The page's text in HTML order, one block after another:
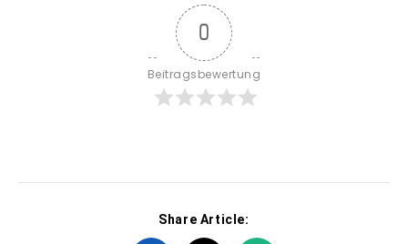
0
Beitragsbewertung
Share Article: